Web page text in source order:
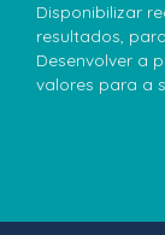
Disponibilizar
resultados,
Desenvolver a
valores para a